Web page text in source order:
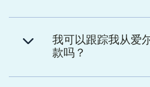
我可以跟踪我从爱
款吗？